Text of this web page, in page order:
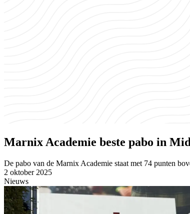
Marnix Academie beste pabo in
De pabo van de Marnix Academie staat met 74 punten
2 oktober 2025
Nieuws